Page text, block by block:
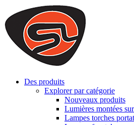
We use cookies to ensure that we
on our website. By continuing to browse
that cookies are used to help us analyze
to offer you a better experience. To
you can disable cookies, you can access
Des produits
Explorer par catégorie
Nouveaux produits
Lumières montées
Lampes torches